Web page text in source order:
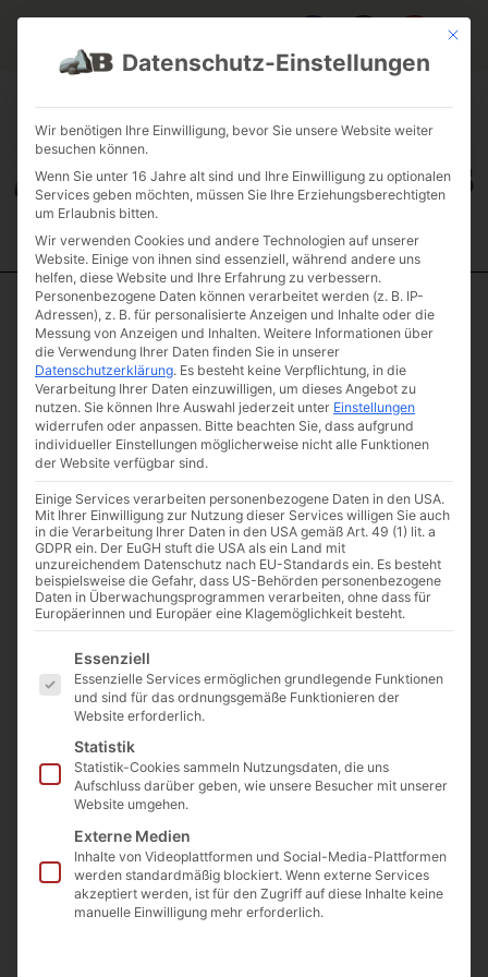
JOBS
FUHRPARK
Start/Natursteinstufen/Verspielte Stufen / Grauwacke
Natursteinstufe rustikal
Grauwacke
Natursteinstufe
rustikal
Artikelnummer: GRWASTRU
€450,00 (inkl. MwSt.)
Preis/m² bei Abnahme ab 2
m²
€500 (inkl. MwSt.)
Preis/m²
Beschreibung
Höhe ca. 20-35 cm
Länge ca. 60 – 180 cm
Tritttiefe ca. 45 – 130 cm
Mit
Datenschutz-Einstellungen
Wir benötigen Ihre Einwilligung, bevor Sie unsere Website weiter
besuchen können.
Wenn Sie unter 16 Jahre alt sind und Ihre Einwilligung zu optionalen
Services geben möchten, müssen Sie Ihre Erziehungsberechtigten
um Erlaubnis bitten.
Wir verwenden Cookies und andere Technologien auf unserer
Website. Einige von ihnen sind essenziell, während andere uns
helfen, diese Website und Ihre Erfahrung zu verbessern.
Personenbezogene Daten können verarbeitet werden (z. B. IP-
Adressen), z. B. für personalisierte Anzeigen und Inhalte oder die
Messung von Anzeigen und Inhalten. Weitere Informationen über
die Verwendung Ihrer Daten finden Sie in unserer
Datenschutzerklärung. Es besteht keine Verpflichtung, in die
Verarbeitung Ihrer Daten einzuwilligen, um dieses Angebot zu
nutzen. Sie können Ihre Auswahl jederzeit unter Einstellungen
widerrufen oder anpassen. Bitte beachten Sie, dass aufgrund
individueller Einstellungen möglicherweise nicht alle Funktionen
der Website verfügbar sind.
Einige Services verarbeiten personenbezogene Daten in den USA.
Mit Ihrer Einwilligung zur Nutzung dieser Services willigen Sie auch
in die Verarbeitung Ihrer Daten in den USA gemäß Art. 49 (1) lit. a
GDPR ein. Der EuGH stuft die USA als ein Land mit
unzureichendem Datenschutz nach EU-Standards ein. Es besteht
beispielsweise die Gefahr, dass US-Behörden personenbezogene
Daten in Überwachungsprogrammen verarbeiten, ohne dass für
Europäerinnen und Europäer eine Klagemöglichkeit besteht.
Es folgt eine Liste der Service-Gruppen, für die eine
Essenziell
Essenzielle Services ermöglichen grundlegende Funktionen
und sind für das ordnungsgemäße Funktionieren der
Website erforderlich.
Statistik
Statistik-Cookies sammeln Nutzungsdaten, die uns
Aufschluss darüber geben, wie unsere Besucher mit unserer
Website umgehen.
Externe Medien
Inhalte von Videoplattformen und Social-Media-Plattformen
werden standardmäßig blockiert. Wenn externe Services
akzeptiert werden, ist für den Zugriff auf diese Inhalte keine
manuelle Einwilligung mehr erforderlich.